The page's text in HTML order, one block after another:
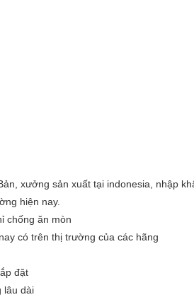
xưởng sản xuất tại indonesia, nhập
hiện nay.
chống ăn mòn
có trên thị trường của các hãng
đặt
lâu dài